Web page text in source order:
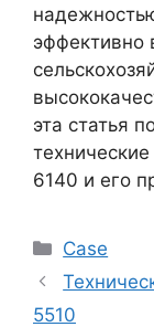
эффективно
эта статья
6140 и его
Рубрики
Case
5510